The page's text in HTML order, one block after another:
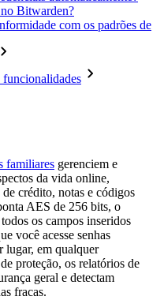
funcionalidades
Bitwarden?
com os padrões de
familiares gerenciem e
da vida online,
crédito, notas e códigos
AES de 256 bits, o
os campos inseridos
você acesse senhas
lugar, em qualquer
proteção, os relatórios de
geral e detectam
fracas.